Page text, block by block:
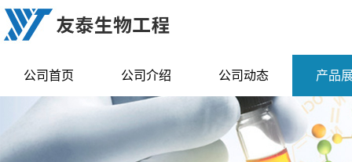
公司首页 公司介绍 公司动态 产品